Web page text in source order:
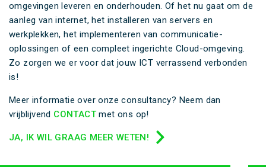
omgevingen leveren en onderhouden. Of het nu gaat om de
aanleg van internet, het installeren van servers en
werkplekken, het implementeren van communicatie-
oplossingen of een compleet ingerichte Cloud-omgeving.
Zo zorgen we er voor dat jouw ICT verrassend verbonden
is!
Meer informatie over onze consultancy? Neem dan
vrijblijvend CONTACTmet ons op!
JA, IK WIL GRAAG MEER WETEN!